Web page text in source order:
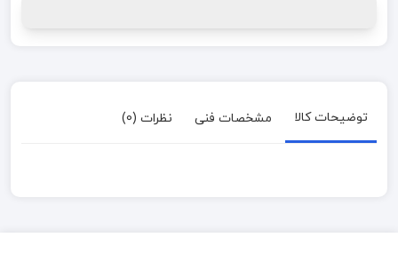
توضیحات کالا مشخصات فنی نظرات (0)